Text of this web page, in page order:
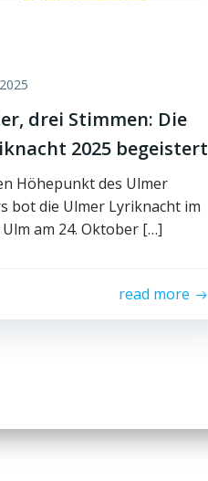
drei Stimmen: Die
2025 begeistert
Höhepunkt des Ulmer
bot die Ulmer Lyriknacht im
am 24. Oktober […]
read more